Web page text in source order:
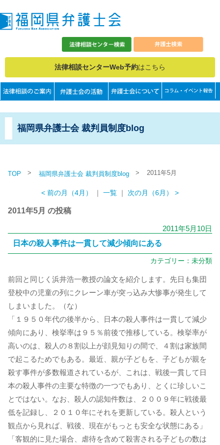
法律相談センターWeb予約はこちら
福岡県弁護士会 裁判員制度blog
TOP > 福岡県弁護士会 裁判員制度blog > 2011年5月
< 前の月（4月） ｜ 一覧 ｜ 次の月（6月） >
2011年5月 の投稿
2011年5月10日
日本の殺人事件は一貫して減少傾向にある
カテゴリー： 未分類
前回と同じく浜井浩一教授の論文を紹介します。先日も集団
登校中の児童の列にクレーン車が突っ込み大惨事が発生して
しまいました。（な）
「１９５０年代の後半から、日本の殺人事件は一貫して減少
傾向にあり、検挙率は９５％前後で推移している。検挙率が
高いのは、殺人の８割以上が顔見知りの間で、４割は家族間
で起こるためでもある。最近、親が子どもを、子どもが親を
殺す事件が多数報道されているが、これは、戦後一貫して日
本の殺人事件の主要な特徴の一つでもあり、とくに珍しいこ
とではない。なお、殺人の認知件数は、２００９年に戦後最
低を記録し、２０１０年にそれを更新している。殺人という
観点から見れば、戦後、現在がもっとも安全な状態にある」
「客観的に見た場合、虐待を含めて殺害される子どもの数は